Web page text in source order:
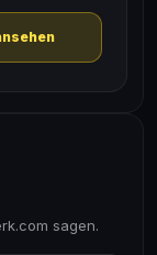
sagen.